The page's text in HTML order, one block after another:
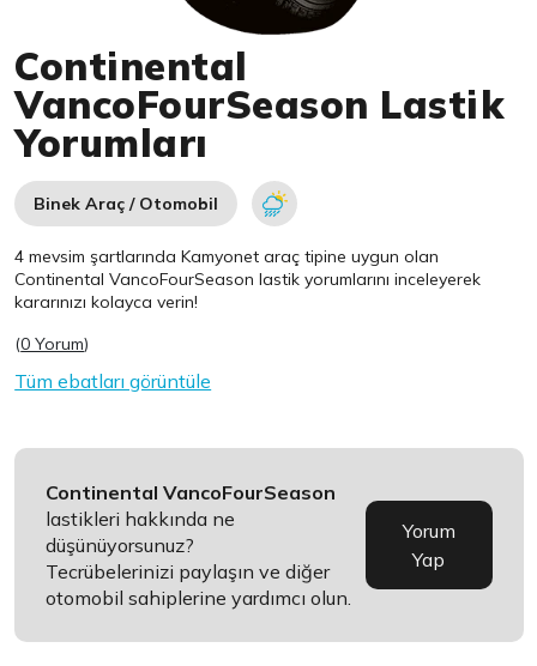
Continental
VancoFourSeason Lastik
Yorumları
Binek Araç / Otomobil
4 mevsim şartlarında Kamyonet araç tipine uygun olan
Continental VancoFourSeason lastik yorumlarını inceleyerek
kararınızı kolayca verin!
(0 Yorum)
Tüm ebatları görüntüle
Continental VancoFourSeason
lastikleri hakkında ne
düşünüyorsunuz?
Tecrübelerinizi paylaşın ve diğer
otomobil sahiplerine yardımcı olun.
Yorum
Yap